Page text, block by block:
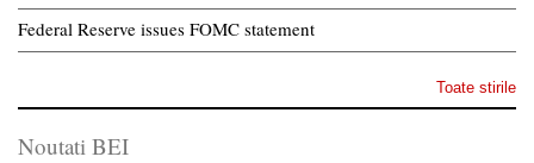
Federal Reserve issues FOMC statement
Toate stirile
Noutati BEI